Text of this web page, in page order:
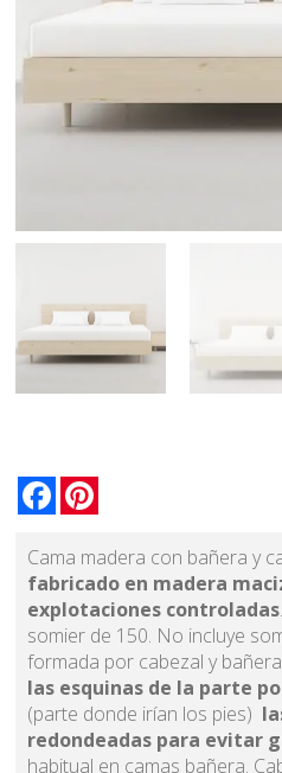
Facebook
Cama madera con bañera y
fabricado en madera
explotaciones controladas
somier de 150. No incluye
formada por cabezal y
las esquinas de la parte
(parte donde irían los pies)
redondeadas para evitar
habitual en camas bañera.